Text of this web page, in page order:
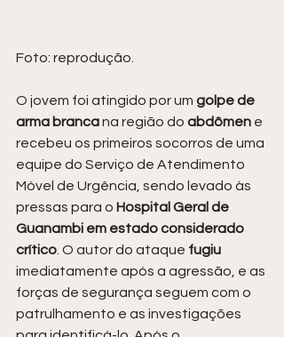
Foto: reprodução.
O jovem foi atingido por um golpe de
arma branca na região do abdômen e
recebeu os primeiros socorros de uma
equipe do Serviço de Atendimento
Móvel de Urgência, sendo levado às
pressas para o Hospital Geral de
Guanambi em estado considerado
crítico . O autor do ataque fugiu
imediatamente após a agressão, e as
forças de segurança seguem com o
patrulhamento e as investigações